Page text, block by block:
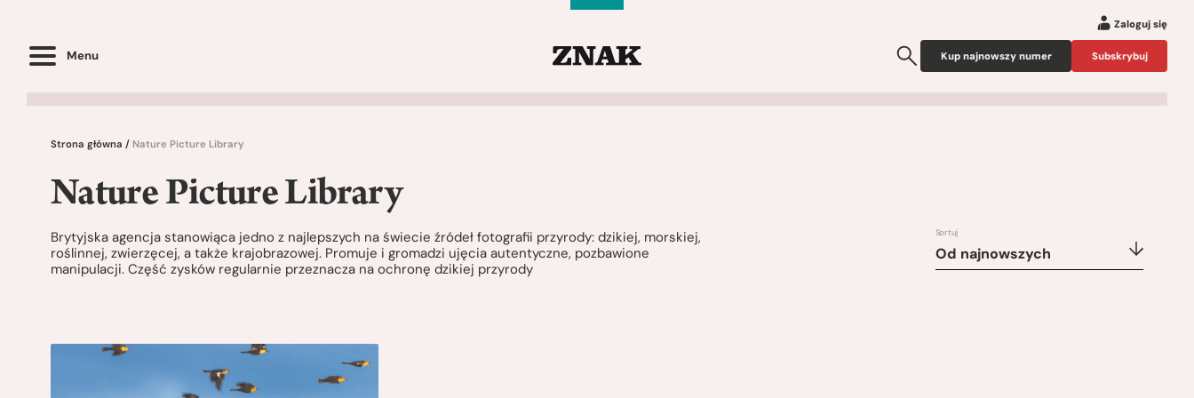
Menu
Zaloguj się
Kup najnowszy numer Subskrybuj
Strona główna / Nature Picture Library
Nature Picture Library
Brytyjska agencja stanowiąca jedno z najlepszych na świecie źródeł fotografii przyrody: dzikiej, morskiej,
roślinnej, zwierzęcej, a także krajobrazowej. Promuje i gromadzi ujęcia autentyczne, pozbawione
manipulacji. Część zysków regularnie przeznacza na ochronę dzikiej przyrody
Sortuj
Od najnowszych